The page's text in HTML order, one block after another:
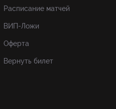
Расписание матчей
ВИП-Ложи
Оферта
Вернуть билет